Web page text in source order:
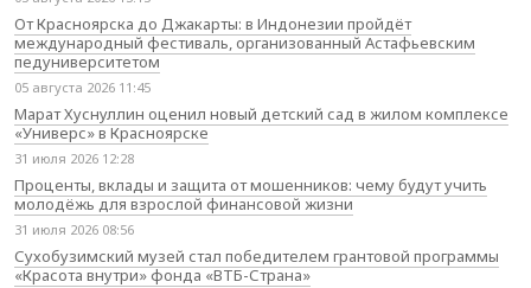
От Красноярска до Джакарты: в Индонезии пройдёт
международный фестиваль, организованный Астафьевским
педуниверситетом
05 августа 2026 11:45
Марат Хуснуллин оценил новый детский сад в жилом комплексе
«Универс» в Красноярске
31 июля 2026 12:28
Проценты, вклады и защита от мошенников: чему будут учить
молодёжь для взрослой финансовой жизни
31 июля 2026 08:56
Сухобузимский музей стал победителем грантовой программы
«Красота внутри» фонда «ВТБ-Страна»